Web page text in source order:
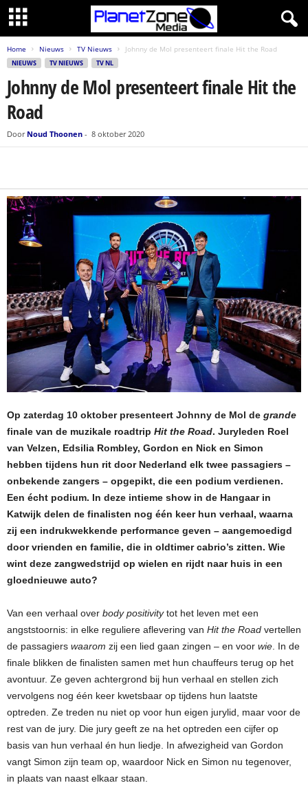
Home Nieuws TV Nieuws Johnny de Mol presenteert finale Hit the Road
NIEUWS TV NIEUWS TV NL
Johnny de Mol presenteert finale Hit the
Road
Door Noud Thoonen - 8 oktober 2020
Op zaterdag 10 oktober presenteert Johnny de Mol de grande
finale van de muzikale roadtrip Hit the Road. Juryleden Roel
van Velzen, Edsilia Rombley, Gordon en Nick en Simon
hebben tijdens hun rit door Nederland elk twee passagiers –
onbekende zangers – opgepikt, die een podium verdienen.
Een écht podium. In deze intieme show in de Hangaar in
Katwijk delen de finalisten nog één keer hun verhaal, waarna
zij een indrukwekkende performance geven – aangemoedigd
door vrienden en familie, die in oldtimer cabrio’s zitten. Wie
wint deze zangwedstrijd op wielen en rijdt naar huis in een
gloednieuwe auto?
Van een verhaal over body positivitytot het leven met een
angststoornis: in elke reguliere aflevering van Hit the Road vertellen
de passagiers waarom zij een lied gaan zingen – en voor wie. In de
finale blikken de finalisten samen met hun chauffeurs terug op het
avontuur. Ze geven achtergrond bij hun verhaal en stellen zich
vervolgens nog één keer kwetsbaar op tijdens hun laatste
optreden. Ze treden nu niet op voor hun eigen jurylid, maar voor de
rest van de jury. Die jury geeft ze na het optreden een cijfer op
basis van hun verhaal én hun liedje. In afwezigheid van Gordon
vangt Simon zijn team op, waardoor Nick en Simon nu tegenover,
in plaats van naast elkaar staan.